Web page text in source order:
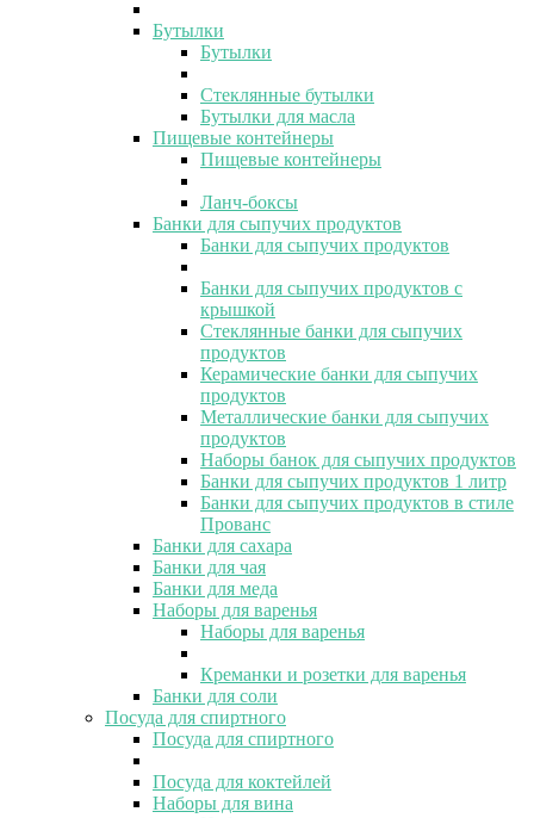
Бутылки
Бутылки
Стеклянные бутылки
Бутылки для масла
Пищевые контейнеры
Пищевые контейнеры
Ланч-боксы
Банки для сыпучих продуктов
Банки для сыпучих продуктов
Банки для сыпучих продуктов с
крышкой
Стеклянные банки для сыпучих
продуктов
Керамические банки для сыпучих
продуктов
Металлические банки для сыпучих
продуктов
Наборы банок для сыпучих продуктов
Банки для сыпучих продуктов 1 литр
Банки для сыпучих продуктов в стиле
Прованс
Банки для сахара
Банки для чая
Банки для меда
Наборы для варенья
Наборы для варенья
Креманки и розетки для варенья
Банки для соли
Посуда для спиртного
Посуда для спиртного
Посуда для коктейлей
Наборы для вина